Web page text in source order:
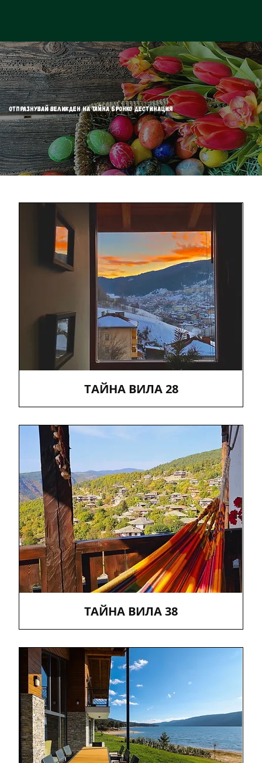
Отпразнувай Великден на тайна Бронко ДЕСТИНАЦИЯ
TАЙНА ВИЛА 28
ТАЙНА ВИЛА 38